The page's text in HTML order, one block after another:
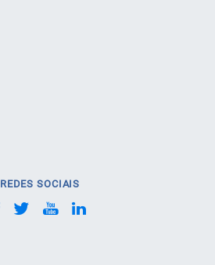
REDES SOCIAIS